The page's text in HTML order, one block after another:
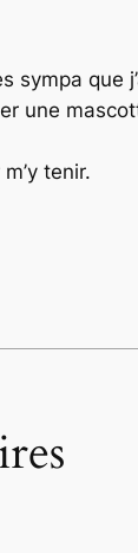
sympa
une
tenir.